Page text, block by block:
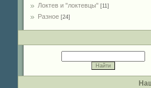
Локтев и "локтевцы" [11]
Разное [24]